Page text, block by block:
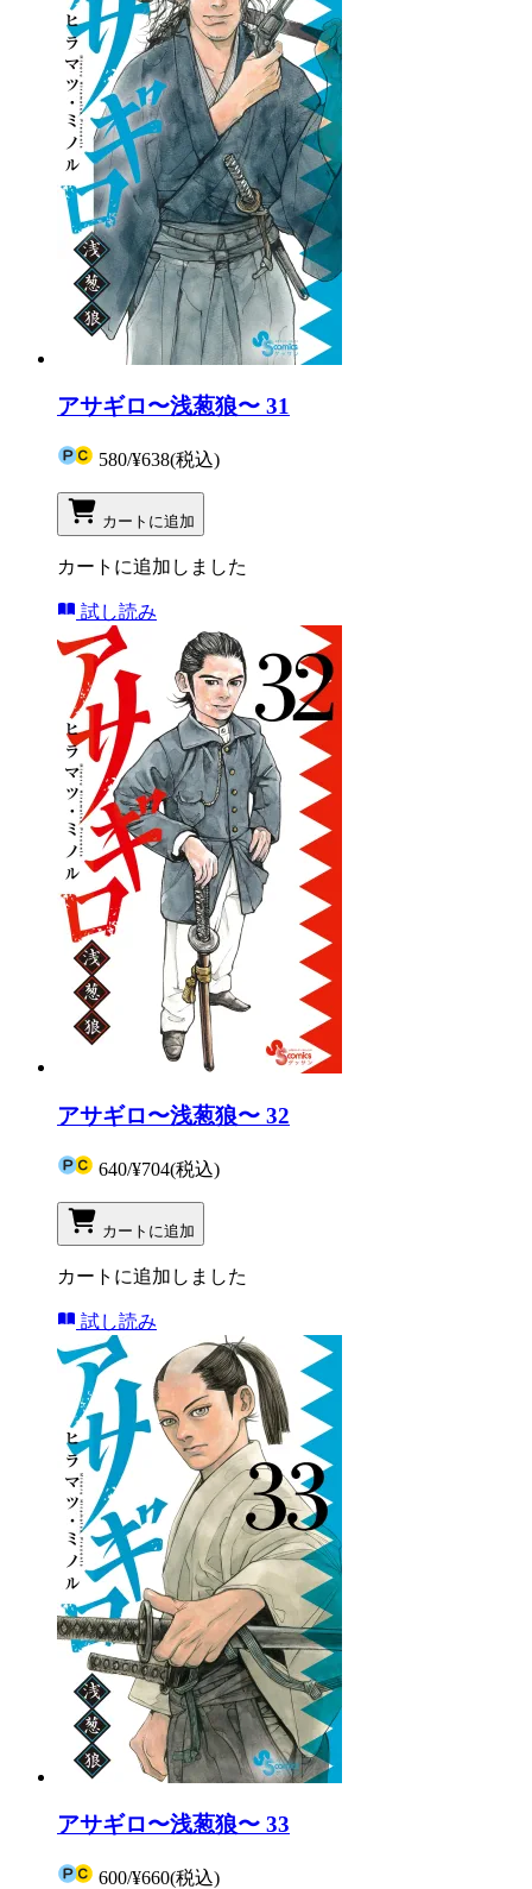
アサギロ〜浅葱狼〜 31
580/¥638(税込)
カートに追加
カートに追加しました
試し読み
アサギロ〜浅葱狼〜 32
640/¥704(税込)
カートに追加
カートに追加しました
試し読み
アサギロ〜浅葱狼〜 33
600/¥660(税込)